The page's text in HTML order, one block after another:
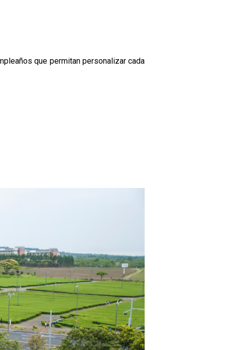
que permitan personalizar cada